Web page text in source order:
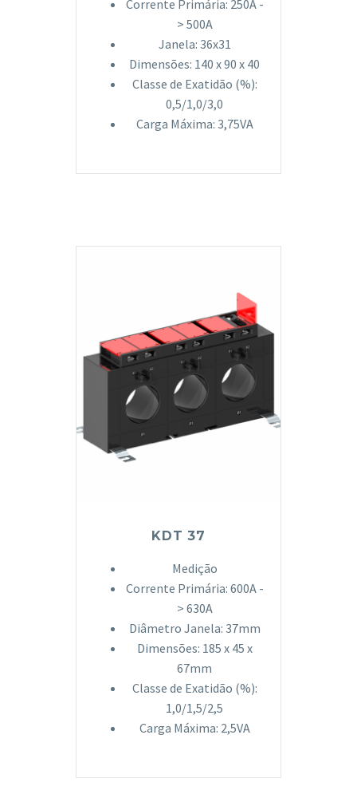
Corrente Primária: 250A -
> 500A
Janela: 36x31
Dimensões: 140 x 90 x 40
Classe de Exatidão (%):
0,5/1,0/3,0
Carga Máxima: 3,75VA
KDT 37
Medição
Corrente Primária: 600A -
> 630A
Diâmetro Janela: 37mm
Dimensões: 185 x 45 x
67mm
Classe de Exatidão (%):
1,0/1,5/2,5
Carga Máxima: 2,5VA